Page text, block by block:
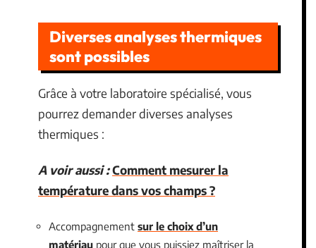
Diverses analyses thermiques
sont possibles
Grâce à votre laboratoire spécialisé, vous
pourrez demander diverses analyses
thermiques :
A voir aussi :Comment mesurer la
température dans vos champs ?
Accompagnement sur le choix d’un
matériau pour que vous puissiez maîtriser la